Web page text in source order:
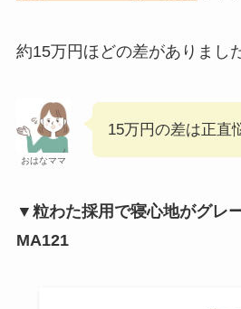
約15万円ほどの差がありまし
おはなママ
15万円の差は正直
▼粒わた採用で寝心地がグレ
MA121